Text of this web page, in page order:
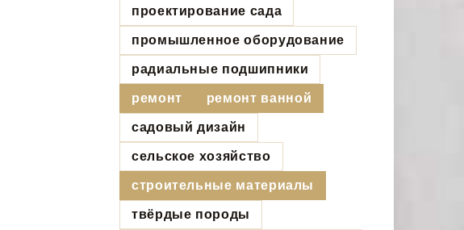
проектирование сада
промышленное оборудование
радиальные подшипники
ремонт ремонт ванной
садовый дизайн
сельское хозяйство
строительные материалы
твёрдые породы